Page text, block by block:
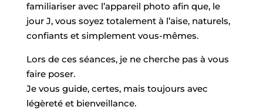
familiariser avec l’appareil photo afin que, le
jour J, vous soyez totalement à l’aise, naturels,
confiants et simplement vous-mêmes.
Lors de ces séances, je ne cherche pas à vous
faire poser.
Je vous guide, certes, mais toujours avec
légèreté et bienveillance.